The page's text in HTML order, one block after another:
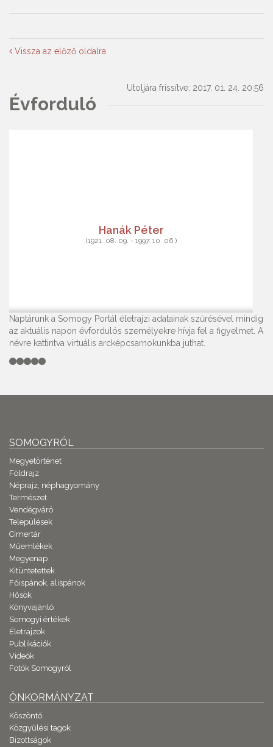
Vissza az előző oldalra
Utoljára frissítve: 2017. 01. 24. 20:56
Évforduló
Hanák Péter
(1921. 08. 09. - 1997. 10. 06.)
Naptárunk a Somogy Portál életrajzi adatainak szűrésével mindig
az aktuális napon évfordulós személyekre hívja fel a figyelmet. A
névre kattintva virtuális arcképcsarnokunkba juthat.
SOMOGYRÓL
Megyetörténet
Földrajz
Néprajz, néphagyomány
Természet
Vendégváró
Települések
Címertár
Műemlékek
Megyenap
Kitüntetettek
Főispánok, alispánok
Hősök
Könyvajánló
Somogyi értékek
Életrajzok
Publikációk
Videók
Fotók Somogyról
ÖNKORMÁNYZAT
Köszöntő
Közgyűlési tagok
Bizottságok